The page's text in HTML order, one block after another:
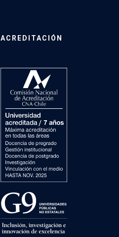
ACREDITACIÓN